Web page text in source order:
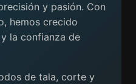
y pasión. Con
hemos crecido
la confianza de
de tala, corte y